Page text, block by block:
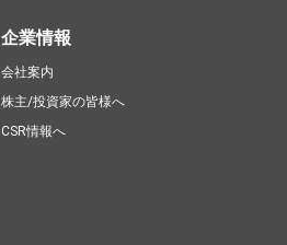
企業情報
会社案内
株主/投資家の皆様へ
CSR情報へ